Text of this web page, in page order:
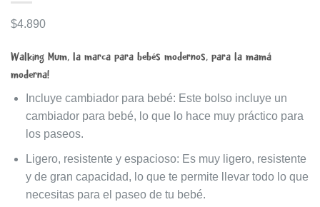
$4.890
Walking Mum, la marca para bebés modernos, para la mamá
moderna!
Incluye cambiador para bebé: Este bolso incluye un
cambiador para bebé, lo que lo hace muy práctico para
los paseos.
Ligero, resistente y espacioso: Es muy ligero, resistente
y de gran capacidad, lo que te permite llevar todo lo que
necesitas para el paseo de tu bebé.